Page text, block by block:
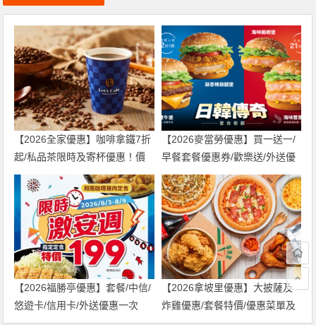
【2026全家優惠】咖啡拿鐵7折
起/私品茶限時及寄杯優惠！價
格/菜單一起看
【2026麥當勞優惠】買一送一/
早餐套餐優惠券/歡樂送/外送優
惠/菜單整理
【2026福勝亭優惠】套餐/中信/
悠遊卡/信用卡/外送優惠一次
【2026拿坡里優惠】大披薩及
炸雞優惠/套餐特價/優惠菜單及